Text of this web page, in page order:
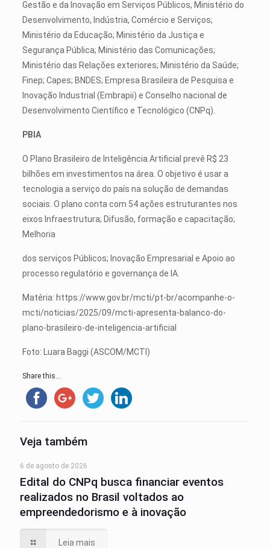
Gestão e da Inovação em Serviços Públicos, Ministério do
Desenvolvimento, Indústria, Comércio e Serviços;
Ministério da Educação; Ministério da Justiça e
Segurança Pública; Ministério das Comunicações;
Ministério das Relações exteriores; Ministério da Saúde;
Finep; Capes; BNDES; Empresa Brasileira de Pesquisa e
Inovação Industrial (Embrapii) e Conselho nacional de
Desenvolvimento Científico e Tecnológico (CNPq).
PBIA
O Plano Brasileiro de Inteligência Artificial prevê R$ 23
bilhões em investimentos na área. O objetivo é usar a
tecnologia a serviço do país na solução de demandas
sociais. O plano conta com 54 ações estruturantes nos
eixos Infraestrutura; Difusão, formação e capacitação;
Melhoria
dos serviços Públicos; Inovação Empresarial e Apoio ao
processo regulatório e governança de IA.
Matéria: https://www.gov.br/mcti/pt-br/acompanhe-o-
mcti/noticias/2025/09/mcti-apresenta-balanco-do-
plano-brasileiro-de-inteligencia-artificial
Foto: Luara Baggi (ASCOM/MCTI)
Share this...
Veja também
6 de agosto de 2026
Edital do CNPq busca financiar eventos
realizados no Brasil voltados ao
empreendedorismo e à inovação
Leia mais